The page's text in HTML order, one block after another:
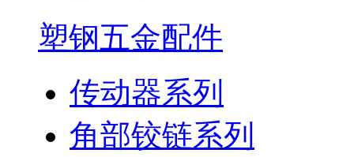
塑钢五金配件
传动器系列
角部铰链系列